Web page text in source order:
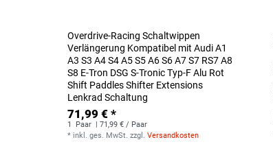
Overdrive-Racing Schaltwippen
Verlängerung Kompatibel mit Audi A1
A3 S3 A4 S4 A5 S5 A6 S6 A7 S7 RS7 A8
S8 E-Tron DSG S-Tronic Typ-F Alu Rot
Shift Paddles Shifter Extensions
Lenkrad Schaltung
71,99 € *
1 Paar
| 71,99 € / Paar
* inkl. ges. MwSt. zzgl.Versandkosten